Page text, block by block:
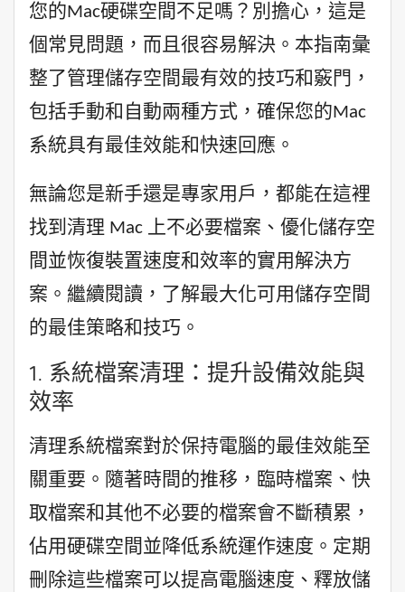
您的Mac硬碟空間不足嗎？別擔心，這是
個常見問題，而且很容易解決。本指南彙
整了管理儲存空間最有效的技巧和竅門，
包括手動和自動兩種方式，確保您的Mac
系統具有最佳效能和快速回應。
無論您是新手還是專家用戶，都能在這裡
找到清理 Mac 上不必要檔案、優化儲存空
間並恢復裝置速度和效率的實用解決方
案。繼續閱讀，了解最大化可用儲存空間
的最佳策略和技巧。
1. 系統檔案清理：提升設備效能與
效率
清理系統檔案對於保持電腦的最佳效能至
關重要。隨著時間的推移，臨時檔案、快
取檔案和其他不必要的檔案會不斷積累，
佔用硬碟空間並降低系統運作速度。定期
刪除這些檔案可以提高電腦速度、釋放儲